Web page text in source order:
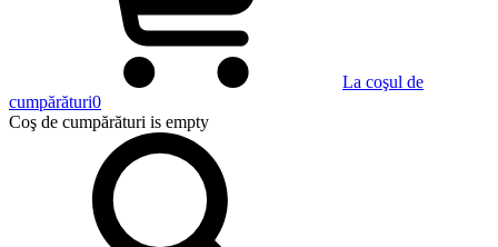
La coşul de
cumpărături0
Coş de cumpărături is empty